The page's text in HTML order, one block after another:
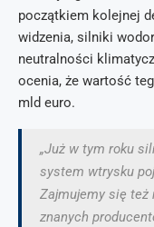
początkiem kolejnej
widzenia, silniki
neutralności
ocenia, że wartość
mld euro.
„Już w tym roku
system wtrysku
Zajmujemy się też
znanych